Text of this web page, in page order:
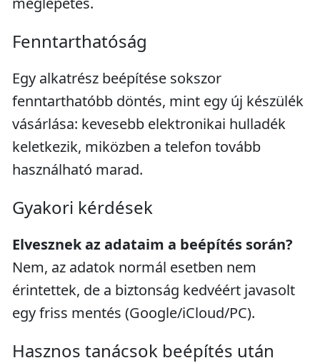
Fenntarthatóság
Egy alkatrész beépítése sokszor
fenntarthatóbb döntés, mint egy új készülék
vásárlása: kevesebb elektronikai hulladék
keletkezik, miközben a telefon tovább
használható marad.
Gyakori kérdések
Elvesznek az adataim a beépítés során?
Nem, az adatok normál esetben nem
érintettek, de a biztonság kedvéért javasolt
egy friss mentés (Google/iCloud/PC).
Hasznos tanácsok beépítés után